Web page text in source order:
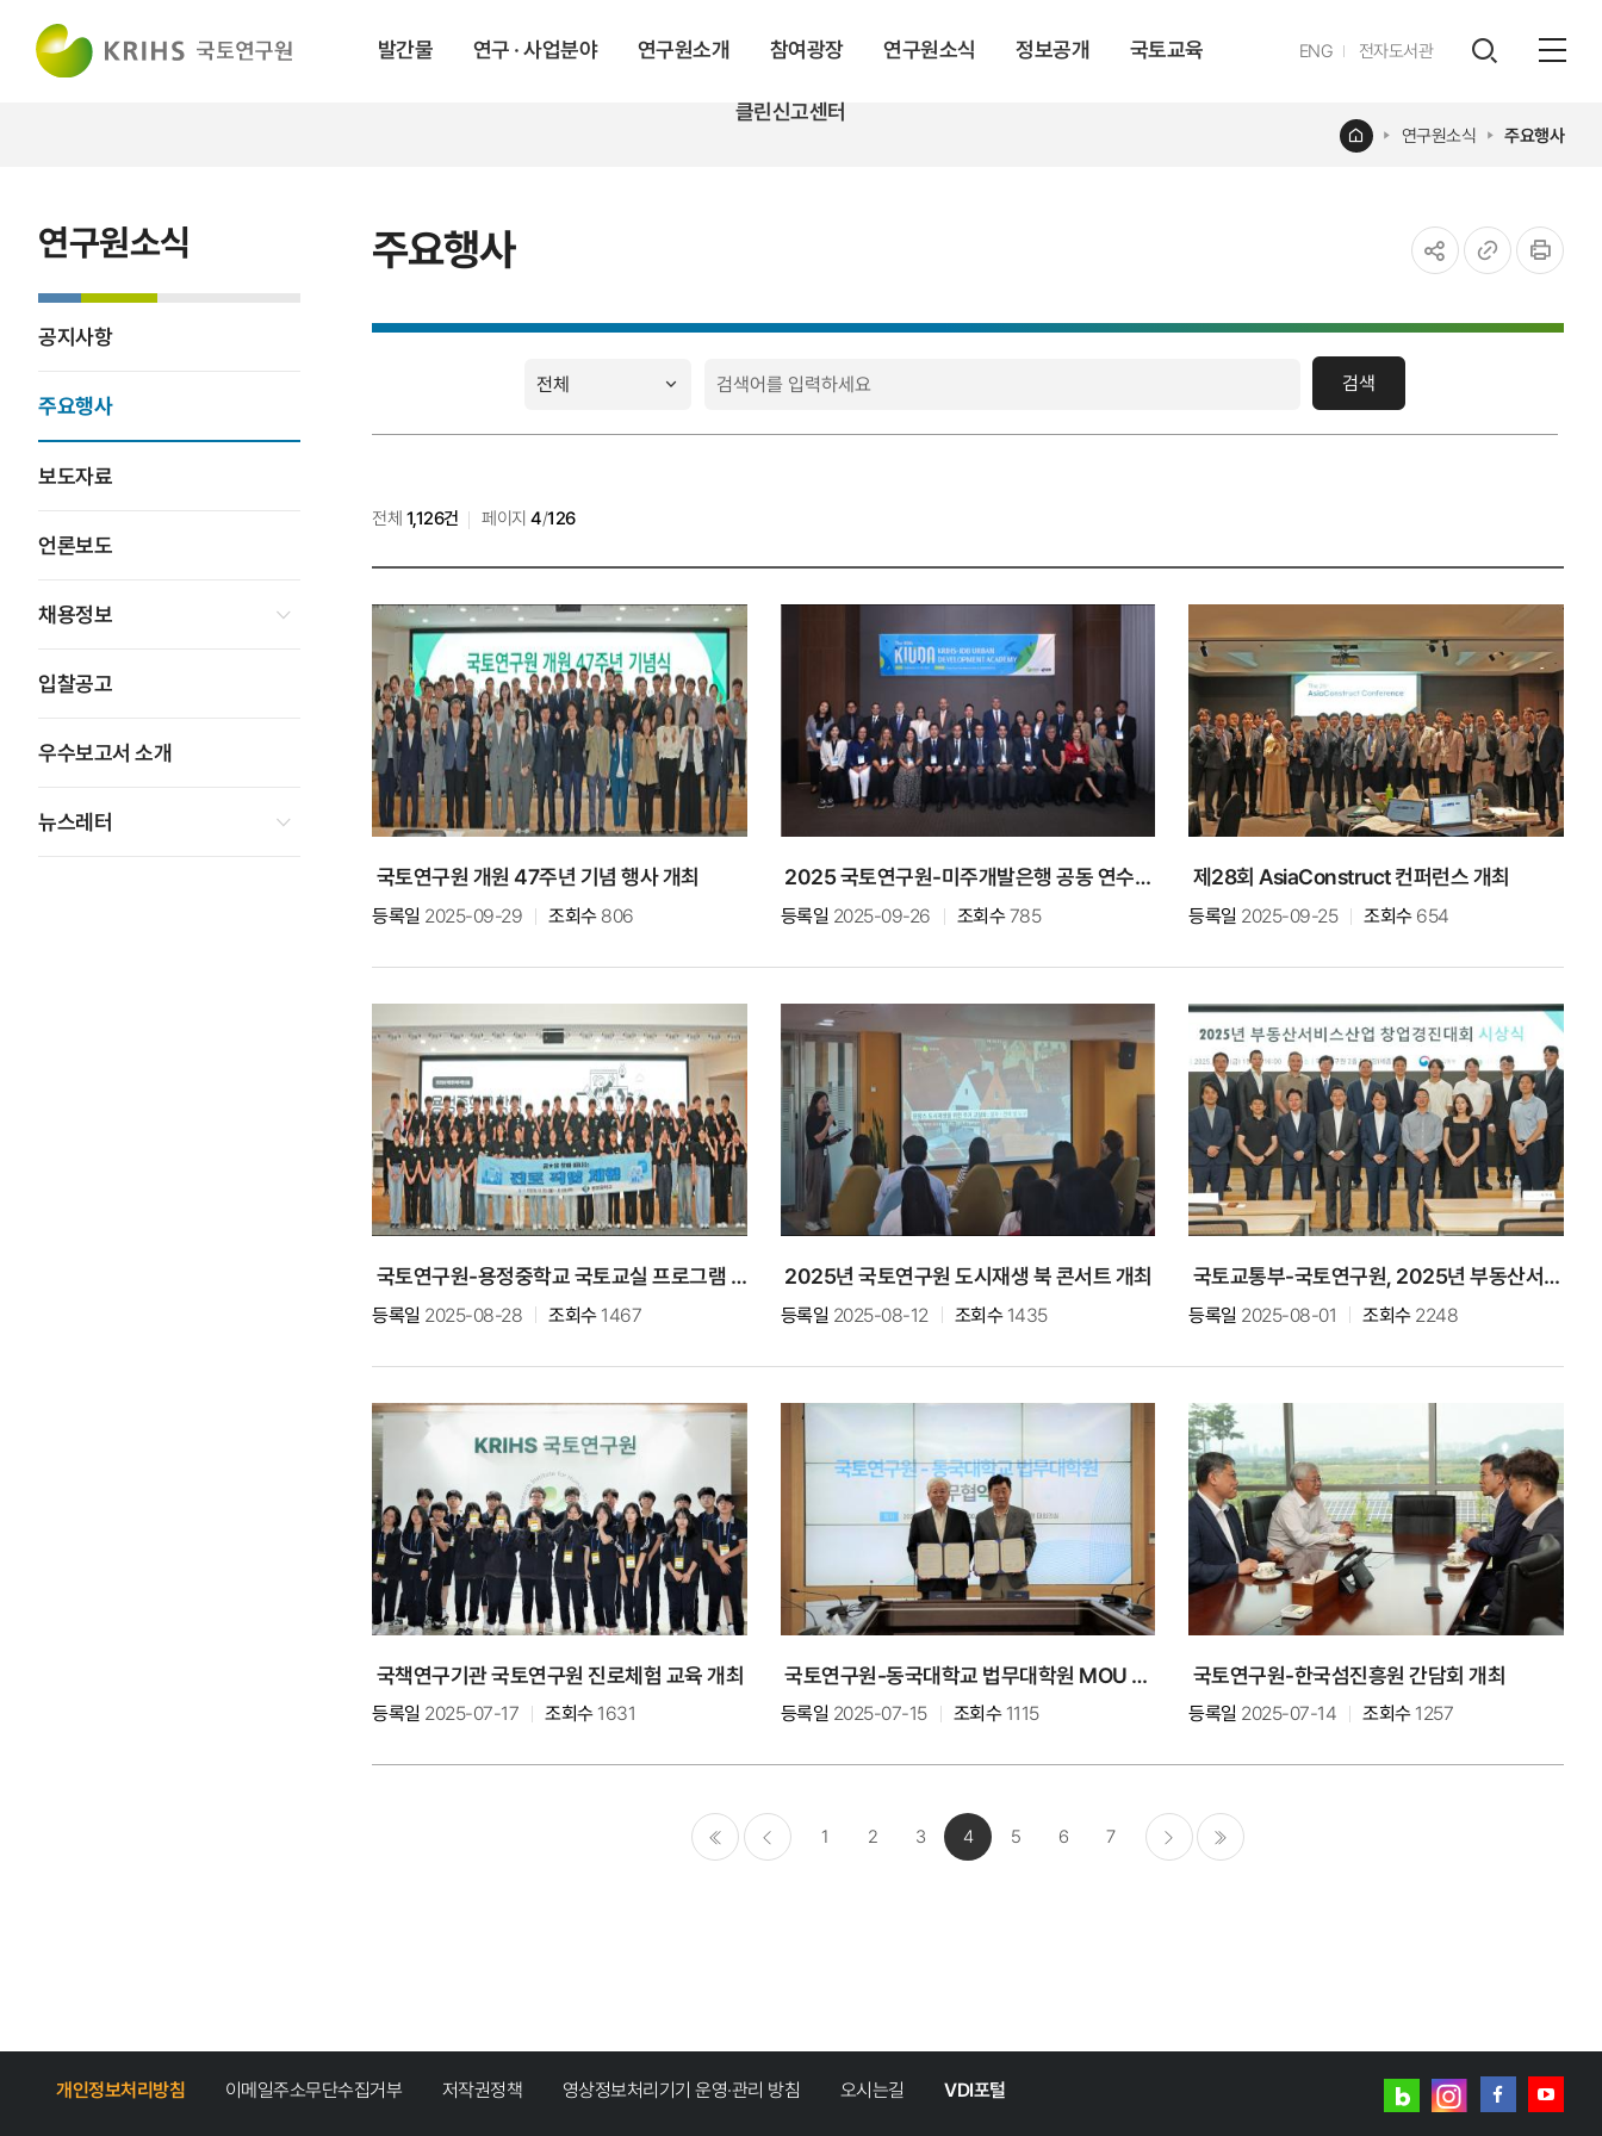
발간물 연구 · 사업분야 연구원소개 참여광장 연구원소식 정보공개 국토교육
클린신고센터
ENG영문전자도서관
레이어
주요행사
홈 연구원소식 주요행사
연구원소식
공지사항
주요행사
보도자료
언론보도
채용정보
입찰공고
우수보고서 소개
뉴스레터
검색
전체 1,126건 페이지 4/126
국토연구원 개원 47주년 기념 행사 개최
등록일 2025-09-29 조회수806
2025 국토연구원-미주개발은행 공동 연수프로그램 (KIUDA) 개최
등록일 2025-09-26 조회수785
제28회 AsiaConstruct 컨퍼런스 개최
등록일 2025-09-25 조회수654
국토연구원-용정중학교 국토교실 프로그램 개최
등록일 2025-08-28 조회수1467
2025년 국토연구원 도시재생 북 콘서트 개최
등록일 2025-08-12 조회수1435
국토교통부-국토연구원, 2025년 부동산서비스산업 창업경진대회 시상식 개최
등록일 2025-08-01 조회수2248
국책연구기관 국토연구원 진로체험 교육 개최
등록일 2025-07-17 조회수1631
국토연구원-동국대학교 법무대학원 MOU 체결
등록일 2025-07-15 조회수1115
국토연구원-한국섬진흥원 간담회 개최
등록일 2025-07-14 조회수1257
1 2 3 4 5 6 7
개인정보처리방침 이메일주소무단수집거부 저작권정책 영상정보처리기기 운영·관리 방침 오시는길 VDI포털
네이버
인스타그램